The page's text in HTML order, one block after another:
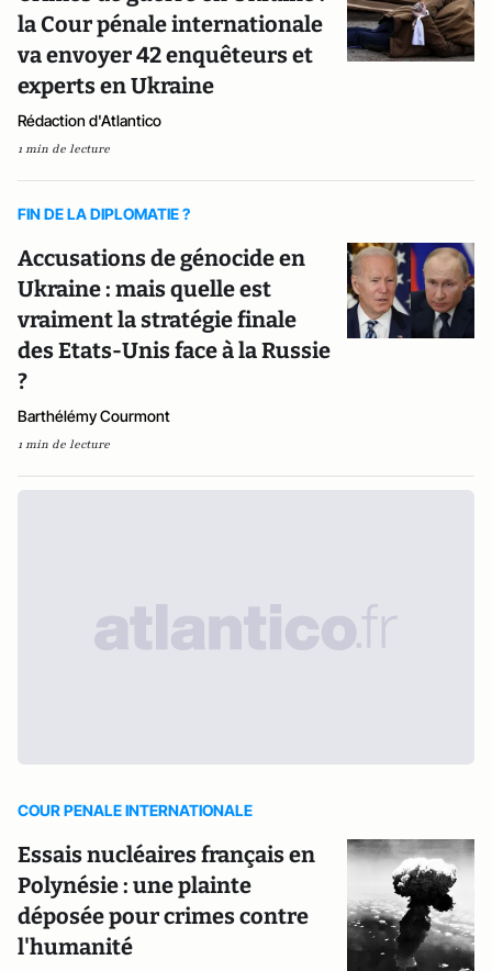
la Cour pénale internationale
va envoyer 42 enquêteurs et
experts en Ukraine
Rédaction d'Atlantico
1 min de lecture
FIN DE LA DIPLOMATIE ?
Accusations de génocide en
Ukraine : mais quelle est
vraiment la stratégie finale
des Etats-Unis face à la Russie
?
Barthélémy Courmont
1 min de lecture
COUR PENALE INTERNATIONALE
Essais nucléaires français en
Polynésie : une plainte
déposée pour crimes contre
l'humanité